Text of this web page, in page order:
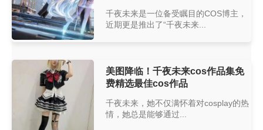
千夜未来是一位备受瞩目的COS博主，
近期更是推出了“千夜未来...
美图降临！千夜未来cos作品集免
费精选最佳cos作品
千夜未来，她不仅满怀着对cosplay的热
情，她总是能够通过...